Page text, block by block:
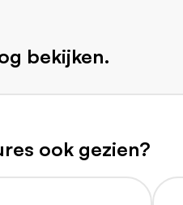
bekijken.
ook gezien?